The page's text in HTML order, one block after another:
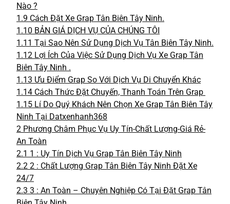
Nào ?
1.9 Cách Đặt Xe Grap Tân Biên Tây Ninh.
1.10 BẢN GIÁ DỊCH VỤ CỦA CHÚNG TÔI
1.11 Tại Sao Nên Sử Dụng Dịch Vụ Tân Biên Tây Ninh.
1.12 Lợi Ích Của Việc Sử Dụng Dịch Vụ Xe Grap Tân
Biên Tây Ninh .
1.13 Ưu Điểm Grap So Với Dịch Vụ Di Chuyển Khác
1.14 Cách Thức Đặt Chuyến, Thanh Toán Trên Grap
1.15 Lí Do Quý Khách Nên Chọn Xe Grap Tân Biên Tây
Ninh Tại Datxenhanh368
2 Phương Châm Phục Vụ Uy Tín-Chất Lượng-Giá Rẻ-
An Toàn
2.1 1 : Uy Tín Dịch Vụ Grap Tân Biên Tây Ninh
2.2 2 : Chất Lượng Grap Tân Biên Tây Ninh Đặt Xe
24/7
2.3 3 : An Toàn – Chuyên Nghiệp Có Tại Đặt Grap Tân